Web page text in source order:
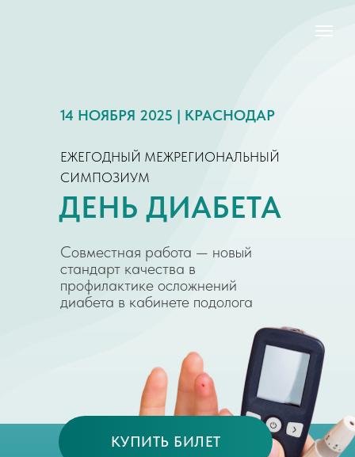
КУПИТЬ БИЛЕТ
Совместная работа — новый
стандарт качества в
профилактике осложнений
диабета в кабинете подолога
ЕЖЕГОДНЫЙ МЕЖРЕГИОНАЛЬНЫЙ
СИМПОЗИУМ
ДЕНЬ ДИАБЕТА
14 НОЯБРЯ 2025 | КРАСНОДАР